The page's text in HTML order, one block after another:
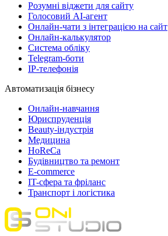
Розумні віджети для сайту
Голосовий АІ-агент
Онлайн-чати з інтеграцією на сайт
Онлайн-калькулятор
Система обліку
Telegram-боти
IP-телефонія
Автоматизація бізнесу
Онлайн-навчання
Юриспруденція
Beauty-індустрія
Медицина
HoReCa
Будівництво та ремонт
E-commerce
IT-сфера та фріланс
Транспорт і логістика